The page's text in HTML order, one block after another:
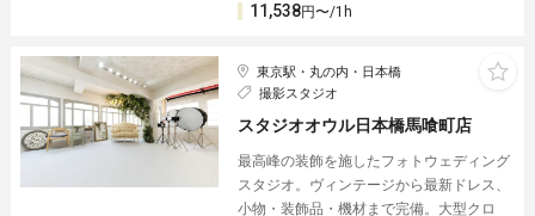
11,538円〜/1h
東京駅・丸の内・日本橋
撮影スタジオ
スタジオオウル日本橋馬喰町店
最高峰の装飾を施したフォトウェディング
スタジオ。ヴィンテージから最新ドレス、
小物・装飾品・機材まで完備。大型クロ